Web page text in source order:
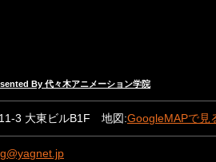
By 代々木アニメーション学院
3 大東ビルB1F 地図:GoogleMAPで見